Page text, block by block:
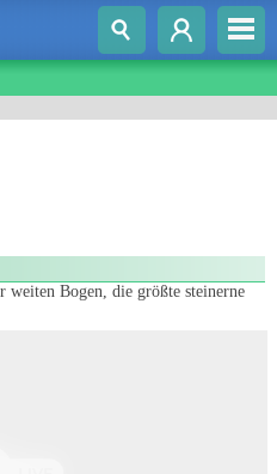
weiten Bogen, die größte steinerne